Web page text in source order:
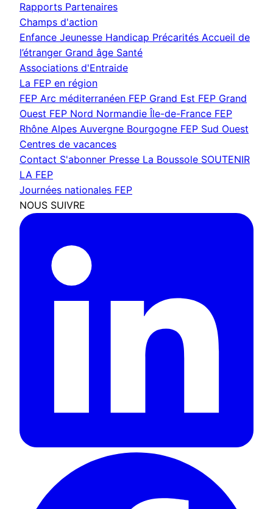
Rapports Partenaires
Champs d'action
Enfance Jeunesse Handicap Précarités Accueil de
l’étranger Grand âge Santé
Associations d'Entraide
La FEP en région
FEP Arc méditerranéen FEP Grand Est FEP Grand
Ouest FEP Nord Normandie Île-de-France FEP
Rhône Alpes Auvergne Bourgogne FEP Sud Ouest
Centres de vacances
Contact S'abonner Presse La Boussole SOUTENIR
LA FEP
Journées nationales FEP
NOUS SUIVRE